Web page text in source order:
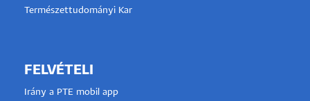
Természettudományi Kar
FELVÉTELI
Irány a PTE mobil app